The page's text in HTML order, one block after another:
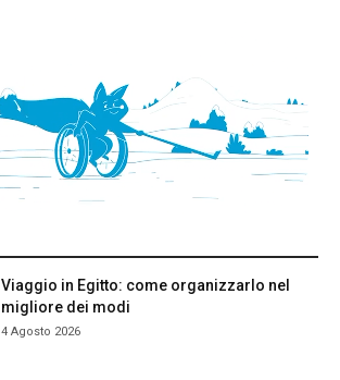
Viaggio in Egitto: come organizzarlo nel
migliore dei modi
4 Agosto 2026